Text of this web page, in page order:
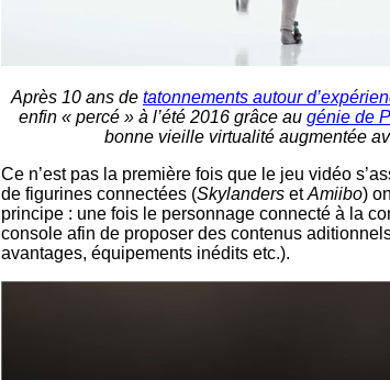
Après 10 ans de tatonnements autour
enfin « percé » à l’été 2016 grâce au génie de
bonne vieille virtualité augmentée
Ce n’est pas la première fois que le jeu vidéo
de figurines connectées (Skylanders etAmiibo)
principe : une fois le personnage connecté à la
console afin de proposer des contenus
avantages, équipements inédits etc.).